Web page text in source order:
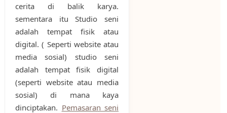
cerita di balik karya.
sementara itu Studio seni
adalah tempat fisik atau
digital. ( Seperti website atau
media sosial) studio seni
adalah tempat fisik digital
(seperti website atau media
sosial) di mana kaya
dinciptakan. Pemasaran seni